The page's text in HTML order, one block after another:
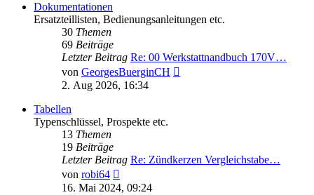
Dokumentationen
Ersatzteillisten, Bedienungsanleitungen etc.
30 Themen
69 Beiträge
Letzter Beitrag Re: 00 Werkstattnandbuch 170V…
von GeorgesBuerginCH
2. Aug 2026, 16:34
Tabellen
Typenschlüssel, Prospekte etc.
13 Themen
19 Beiträge
Letzter Beitrag Re: Zündkerzen Vergleichstabe…
von robi64
Beitrag
16. Mai 2024, 09:24